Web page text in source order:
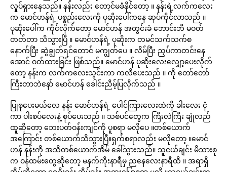
လှုပ်ရှားနေသည်။ နန်းလည်း တော့င်မခံနိုင်တော့ ။ နန်းရဲ့လက်ကလေး
က မောင်ဟန်ရဲ့ ပစ္စည်းလေးကို ပုဆိုးပေါ်ကနေ ဆုပ်ကိုင်လာသည် ။
ပုဆိုးပေါ်က ကိုင်လိုက်တော့ မောင်ဟန် အတွင်းခံ ဘောင်းဘီ မဝတ်
တတ်တာ သိသွားပြီ ။ မောင်ဟန်ရဲ့ ပုဆိုးက တမင်သက်သက်စ
နောက်ပြီး ဆွဲချွတ်ရင်တောင် မကျွတ်ပေ ။ လိမ်ပြီး ညှပ်ကာတင်းနေ
အောင် ဝတ်ထားခြင်း ဖြစ်သည်။ မောင်ဟန် ပုဆိုးလေးလျှော့ပေးလိုက်
တော့ နန်းက လက်ကလေးသွင်းကာ ကလိပေးသည် ။ ကို တော်တော်
ကြီးတာဘဲနော် မောင်ဟန် ခေါင်းညိမ့်ပြလိုက်သည် ။
ပြုစုပေးမယ်လေ နန်း မောင်ဟန်ရဲ့ ပေါင်ကြားလေးထဲကို ခါးလေး ငုံ
ကာ ပါးစပ်လေးနဲ့ စုပ်ပေးသည် ။ သစ်ပင်တွေက ကြီးလဲကြီး ချုံလည်
ထူဆိုတော့ ဘေးပတ်ဝန်းကျင်ကို ပူစရာ မလိုပေ ။တစ်ယောက်
အကြောင်း တစ်ယောက်သိသွားပြီ။ရှက်စရာလည်း မလိုတော့ ။မောင်
ဟန် နန်းကို အသိတစ်ယောက်အိမ် ခေါ်သွားသည်။ သူငယ်ချင်း မိသားစု
က ဝန်ထမ်းတွေဆိုတော့ မနက်ကိုးနာရီမှ ညနေလေးနာရီထိ ။ အရာရှိ